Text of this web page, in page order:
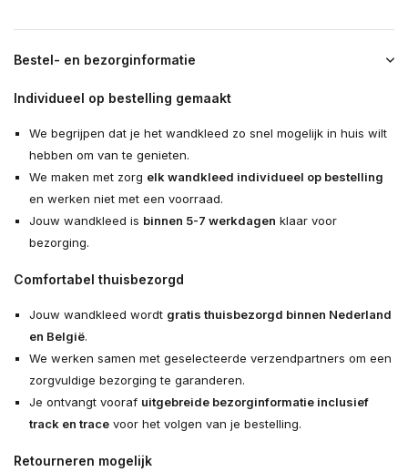
Bestel- en bezorginformatie
Individueel op bestelling gemaakt
We begrijpen dat je het wandkleed zo snel mogelijk in huis wilt
hebben om van te genieten.
We maken met zorg elk wandkleed individueel op bestelling
en werken niet met een voorraad.
Jouw wandkleed is binnen 5-7 werkdagen klaar voor
bezorging.
Comfortabel thuisbezorgd
Jouw wandkleed wordt gratis thuisbezorgd binnen Nederland
en België.
We werken samen met geselecteerde verzendpartners om een
zorgvuldige bezorging te garanderen.
Je ontvangt vooraf uitgebreide bezorginformatie inclusief
track en tracevoor het volgen van je bestelling.
Retourneren mogelijk